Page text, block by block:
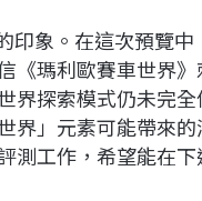
印象。在這次預覽中
《瑪利歐賽車世界》
界探索模式仍未完全
界」元素可能帶來的
測工作，希望能在下